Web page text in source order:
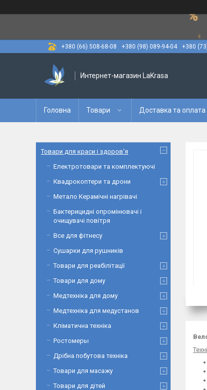
+380 (66) 508-68-08 +380 (98) 089-94-04 +380
Интернет-магазин LaKrasa
Головна Товари Доставка та оплата
Товари для краси і здоров'я
Електротовари та комплектуючі
Квадрокоптери та дрони
Метало Керамічні нагрівачі
Бактерицидні опромінювачі і
очищувачі повітря
Все для фітнесу
Сушарки для рушників
Товари для реабілітації
Товари для дому
Медтехніка для дому
Медтехніка для медустанов
Кліматична техніка
Ростомеры
Дрібна побутова техніка
Товари для масажу
Товари для дітей